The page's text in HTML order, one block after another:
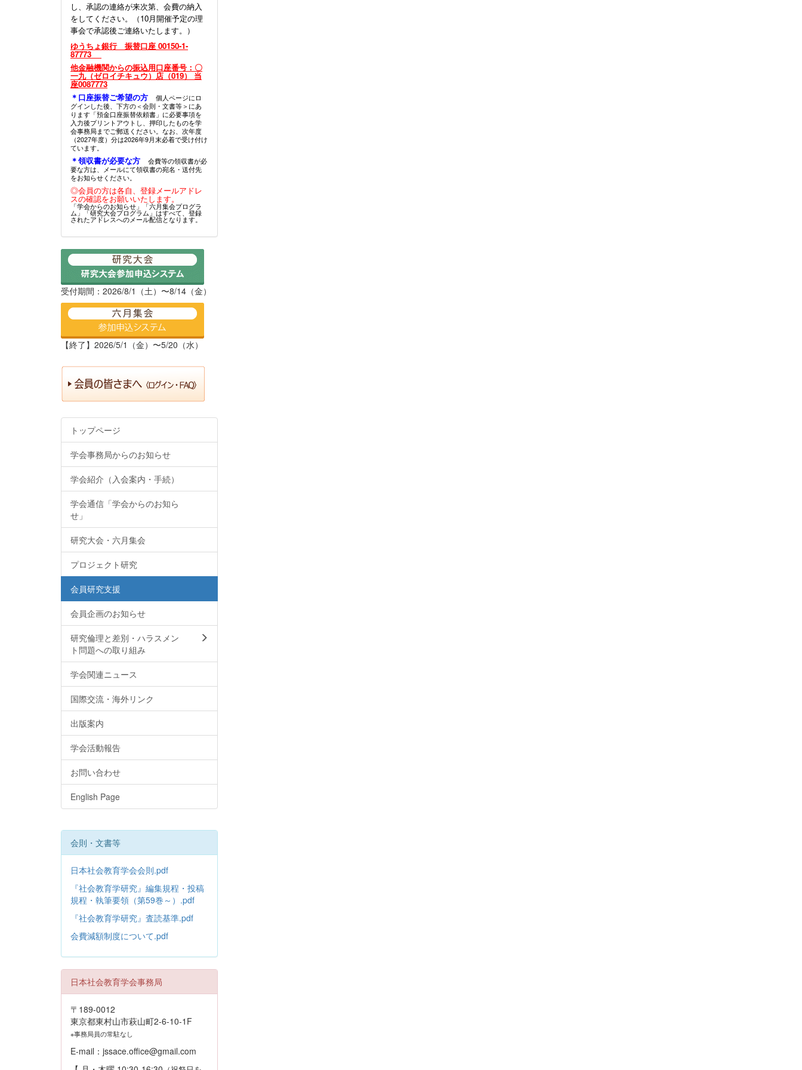
し、承認の連絡が来次第、会費の納入
をしてください。（10月開催予定の理
事会で承認後ご連絡いたします。）
ゆうちょ銀行 振替口座 00150-1-
87773
他金融機関からの振込用口座番号：〇
一九（ゼロイチキュウ）店（019） 当
座0087773
＊口座振替ご希望の方
個人ページにロ
グインした後、下方の＜会則・文書等＞にあ
ります「預金口座振替依頼書」に必要事項を
入力後プリントアウトし、押印したものを学
会事務局までご郵送ください。なお、次年度
（2027年度）分は2026年9月末必着で受け付け
ています。
＊領収書が必要な方
会費等の領収書が必
要な方は、メールにて領収書の宛名・送付先
をお知らせください。
◎会員の方は各自、登録メールアドレ
スの確認をお願いいたします。
「学会からのお知らせ」「六月集会プログラ
ム」「研究大会プログラム」はすべて、登録
されたアドレスへのメール配信となります。
受付期間：2026/8/1（土）〜8/14（金）
【終了】2026/5/1（金）〜5/20（水）
トップページ
学会事務局からのお知らせ
学会紹介（入会案内・手続）
学会通信「学会からのお知ら
せ」
研究大会・六月集会
プロジェクト研究
会員研究支援
会員企画のお知らせ
研究倫理と差別・ハラスメン
ト問題への取り組み
学会関連ニュース
国際交流・海外リンク
出版案内
学会活動報告
お問い合わせ
English Page
会則・文書等
日本社会教育学会会則.pdf
『社会教育学研究』編集規程・投稿
規程・執筆要領（第59巻～）.pdf
『社会教育学研究』査読基準.pdf
会費減額制度について.pdf
日本社会教育学会事務局
〒189-0012
東京都東村山市萩山町2-6-10-1F
※事務局員の常駐なし
E-mail：jssace.office@gmail.com